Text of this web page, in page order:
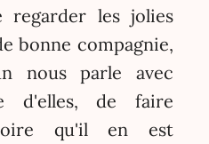
regarder les jolies
bonne compagnie,
nous parle avec
d'elles, de faire
qu'il en est